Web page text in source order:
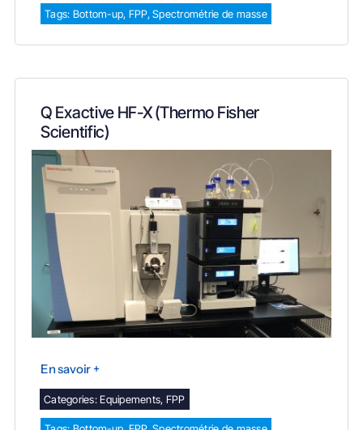
Tags: Bottom-up, FPP,Spectrométrie de masse
Q Exactive HF-X (Thermo Fisher
Scientific)
En savoir +
Categories:Equipements, FPP